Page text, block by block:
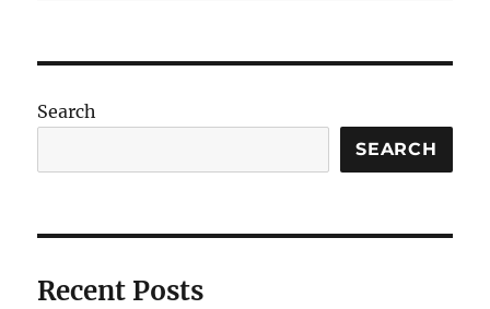
Search
SEARCH
Recent Posts